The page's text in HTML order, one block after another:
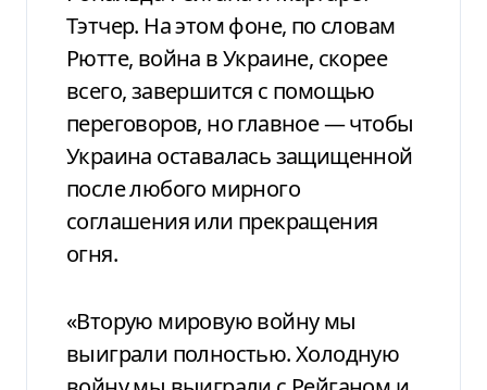
Тэтчер. На этом фоне, по словам
Рютте, война в Украине, скорее
всего, завершится с помощью
переговоров, но главное — чтобы
Украина оставалась защищенной
после любого мирного
соглашения или прекращения
огня.
«Вторую мировую войну мы
выиграли полностью. Холодную